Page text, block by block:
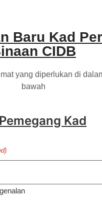
Baru Kad
CIDB
yang diperlukan di
bawah
Kad